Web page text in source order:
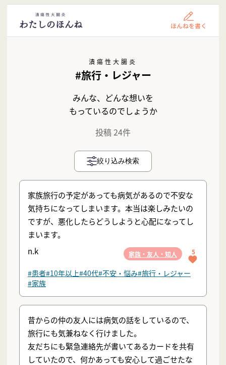
潰瘍性大腸炎
#旅行・レジャー
みんな、どんな想いを
もっているのでしょうか
投稿 24件
絞り込み検索
家族旅行の予定があっても病気があるので不安な
気持ちになってしまいます。本当は楽しみたいの
ですが、悪化したらどうしようと心配になってし
まいます。
n.k
家族・友人・知人 5
#患者#10年以上#40代#不安・悩み#旅行・レジャー
#家族
昔からの仲の友人には病気の話をしているので、
旅行にも気兼ねなく行けました。
友だちにも緊急連絡先が書いてあるカードを共有
していたので、何かあっても安心して過ごせたな